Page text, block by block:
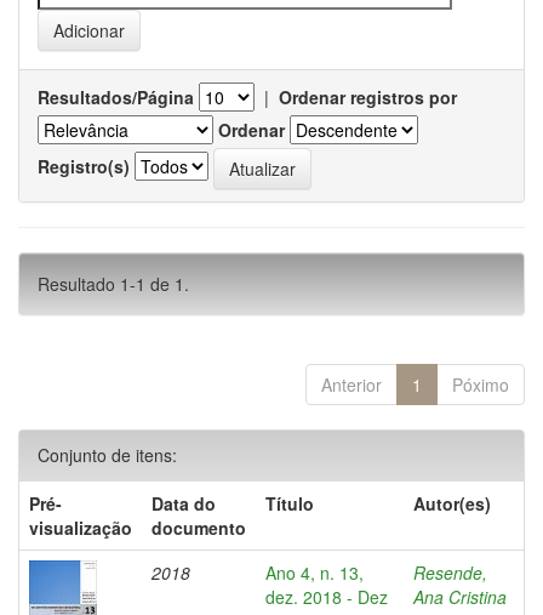
Resultados/Página | Ordenar registros por
Ordenar
Registro(s)
Resultado 1-1 de 1.
Anterior 1 Póximo
Conjunto de itens:
Pré-
visualização
Data do
documento
Título Autor(es)
2018
Ano 4, n. 13,
dez. 2018 - Dez
Resende,
Ana Cristina